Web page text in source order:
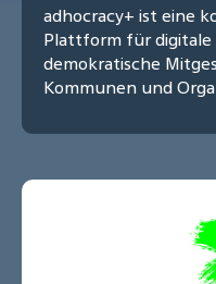
adhocracy+ ist eine
Plattform für
demokratische
Kommunen und